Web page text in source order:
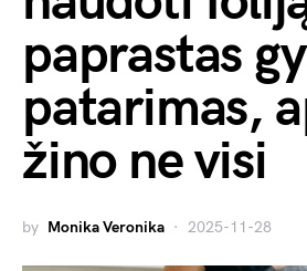
paprastas
patarimas,
žino ne visi
by Monika Veronika 2025-11-28